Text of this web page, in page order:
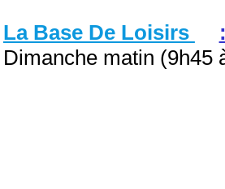
La Base De Loisirs
Dimanche matin (9h45